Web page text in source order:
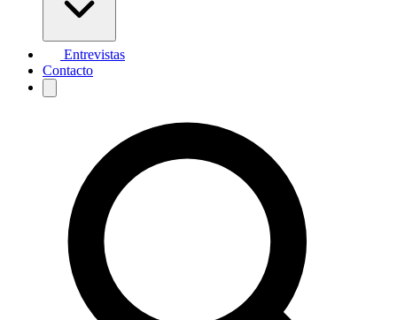
Entrevistas
Contacto